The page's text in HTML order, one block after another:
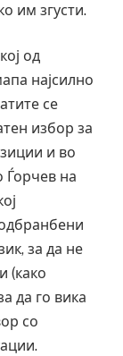
им згусти.
од
најсилно
се
избор за
и во
Ѓорчев на
за да не
(како
да го вика
со